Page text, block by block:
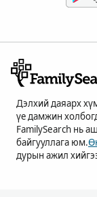
Дэлхий даяарх
үе дамжин
FamilySearch нь
байгууллага юм.
дурын ажил